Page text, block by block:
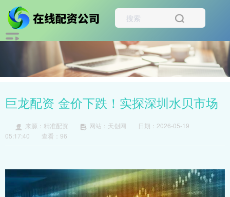
巨龙配资 金价下跌！实探深圳水贝市场
来源：精准配资 网站：天创网
日期：2026-05-19
05:17:40
查看：96